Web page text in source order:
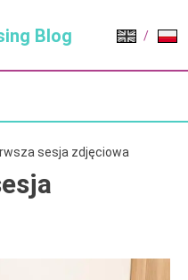
Blog /
sesja zdjęciowa